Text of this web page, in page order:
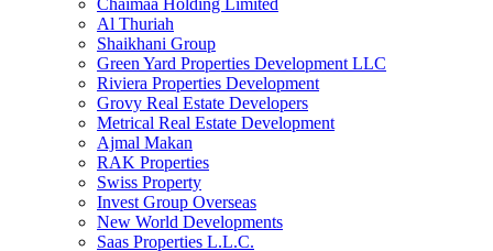
Chaimaa Holding Limited
Al Thuriah
Shaikhani Group
Green Yard Properties Development LLC
Riviera Properties Development
Grovy Real Estate Developers
Metrical Real Estate Development
Ajmal Makan
RAK Properties
Swiss Property
Invest Group Overseas
New World Developments
Saas Properties L.L.C.